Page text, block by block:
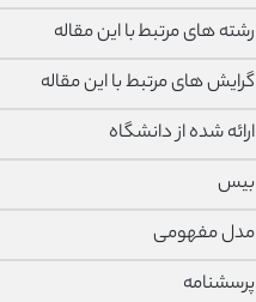
رشته های مرتبط با این مقاله
گرایش های مرتبط با این مقاله
ارائه شده از دانشگاه
بیس
مدل مفهومی
پرسشنامه